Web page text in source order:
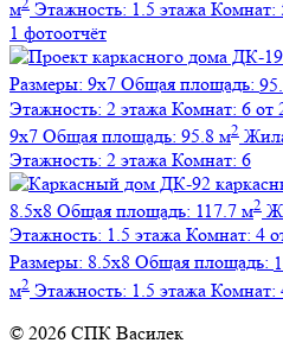
м Этажность: 1.5 этажа Комнат:
1 фотоотчёт
Размеры: 9х7 Общая площадь:
Этажность: 2 этажа Комнат: 6 от
9х7 Общая площадь: 95.8 м2
Этажность: 2 этажа Комнат: 6
8.5х8 Общая площадь: 117.7 м2
Этажность: 1.5 этажа Комнат: 4
Размеры: 8.5х8 Общая площадь:
м2 Этажность: 1.5 этажа Комнат:
© 2026 СПК Василек